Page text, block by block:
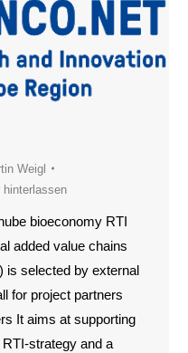
Weigl
hinterlassen
bioeconomy RTI
added value chains
is selected by external
for project partners
It aims at supporting
strategy and a